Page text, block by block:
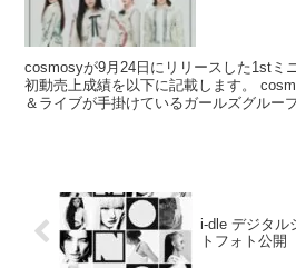
cosmosyが9月24日にリリースした1stミ
初動売上成績を以下に記載します。
＆ライブが手掛けているガールズグループ
i-dle デジタル
トフォト公開